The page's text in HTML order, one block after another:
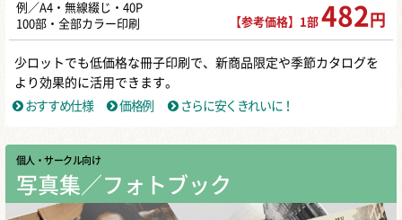
例／A4・無線綴じ・40P
100部・全部カラー印刷
【参考価格】1部 482 円
少ロットでも低価格な冊子印刷で、新商品限定や季節カタログを
より効果的に活用できます。
おすすめ仕様
価格例 さらに安くきれいに！
個人・サークル向け
写真集／フォトブック